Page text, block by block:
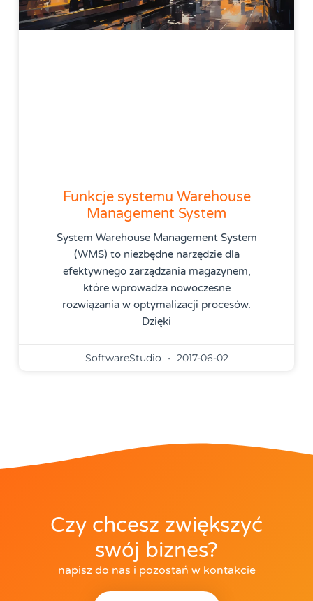
Funkcje systemu Warehouse
Management System
System Warehouse Management System
(WMS) to niezbędne narzędzie dla
efektywnego zarządzania magazynem,
które wprowadza nowoczesne
rozwiązania w optymalizacji procesów.
Dzięki
SoftwareStudio 2017-06-02
Czy chcesz zwiększyć
swój biznes?
napisz do nas i pozostań w kontakcie